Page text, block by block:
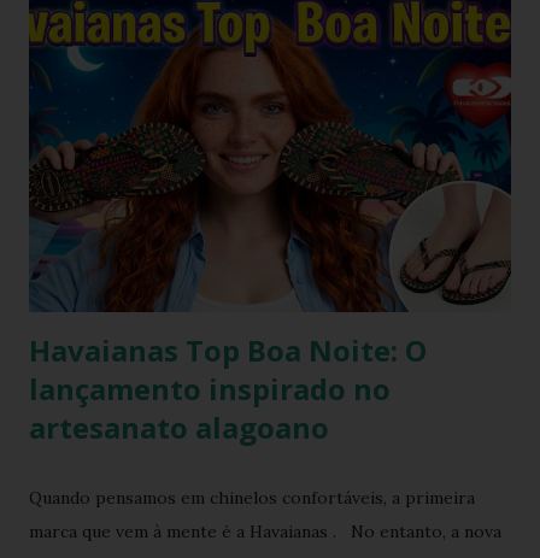
“estilo real da vida real”: confortável, descomplicado e
totalmente copiável. É aquele tipo de visual que mostra
que moda não precisa ser cara, extravagante ou complexa e
que até as celebridades mais glamourosas valorizam peças
acessíveis que todo mundo pode ter. Hoje você vai ver por
que esse look viralizou, como a atriz combinou o modelo
Top preto, por que celebridades adoram esse clássico
brasileiro e como você pode reproduzir o visual da Kelly
Brook com facilidade. Vamos mergu...
Havaianas Top Boa Noite: O
lançamento inspirado no
artesanato alagoano
Quando pensamos em chinelos confortáveis, a primeira
marca que vem à mente é a Havaianas . No entanto, a nova